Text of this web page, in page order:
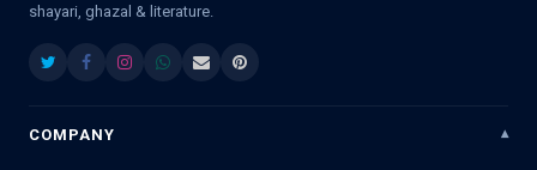
shayari, ghazal & literature.
COMPANY